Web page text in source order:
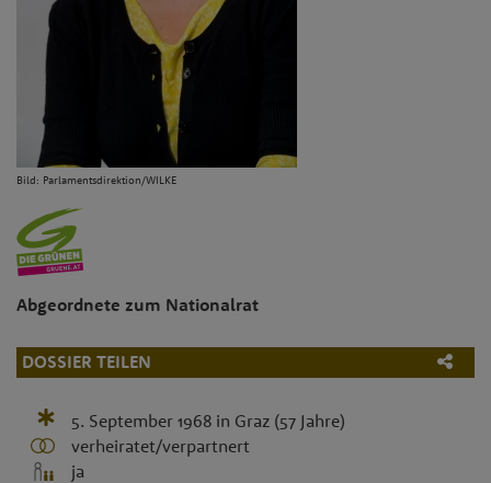
Bild: Parlamentsdirektion/WILKE
Abgeordnete zum Nationalrat
DOSSIER TEILEN
5. September 1968in Graz (57 Jahre)
verheiratet/verpartnert
ja